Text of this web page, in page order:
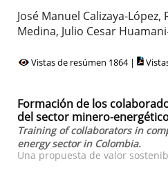
José Manuel Calizaya-
Medina, Julio Cesar
Vistas de resúmen 1864 |
Formación de los
del sector minero-
Training of collaborators in
energy sector in Colombia.
Una propuesta de valor